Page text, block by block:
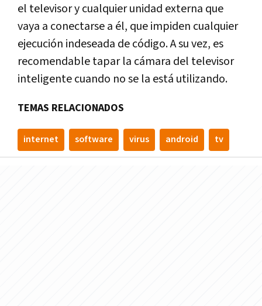
el televisor y cualquier unidad externa que
vaya a conectarse a él, que impiden cualquier
ejecución indeseada de código. A su vez, es
recomendable tapar la cámara del televisor
inteligente cuando no se la está utilizando.
TEMAS RELACIONADOS
internet software virus android tv